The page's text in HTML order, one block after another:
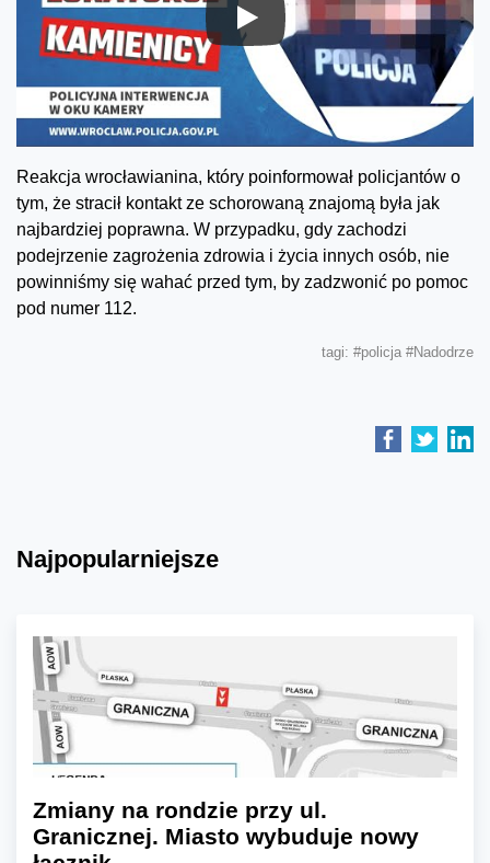
Reakcja wrocławianina, który poinformował policjantów o
tym, że stracił kontakt ze schorowaną znajomą była jak
najbardziej poprawna. W przypadku, gdy zachodzi
podejrzenie zagrożenia zdrowia i życia innych osób, nie
powinniśmy się wahać przed tym, by zadzwonić po pomoc
pod numer 112.
tagi: #policja #Nadodrze
Najpopularniejsze
Zmiany na rondzie przy ul.
Granicznej. Miasto wybuduje nowy